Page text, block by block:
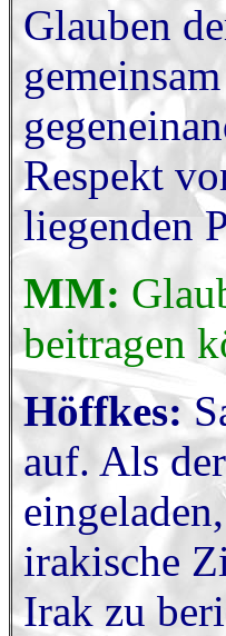
Glauben
Respekt
liegenden
MM:
beitragen
Höffkes:
auf. Als
irakische
Irak zu